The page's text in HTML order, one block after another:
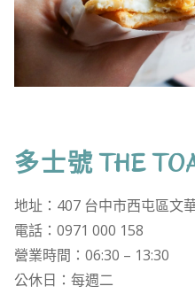
多士號 THE
地址：407 台中市西屯區文
電話：0971 000 158
營業時間：06:30 – 13:30
公休日：每週二